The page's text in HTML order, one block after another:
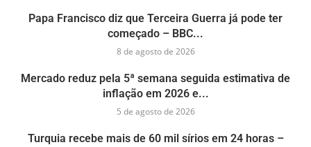
Papa Francisco diz que Terceira Guerra já pode ter
começado – BBC...
8 de agosto de 2026
Mercado reduz pela 5ª semana seguida estimativa de
inflação em 2026 e...
5 de agosto de 2026
Turquia recebe mais de 60 mil sírios em 24 horas –